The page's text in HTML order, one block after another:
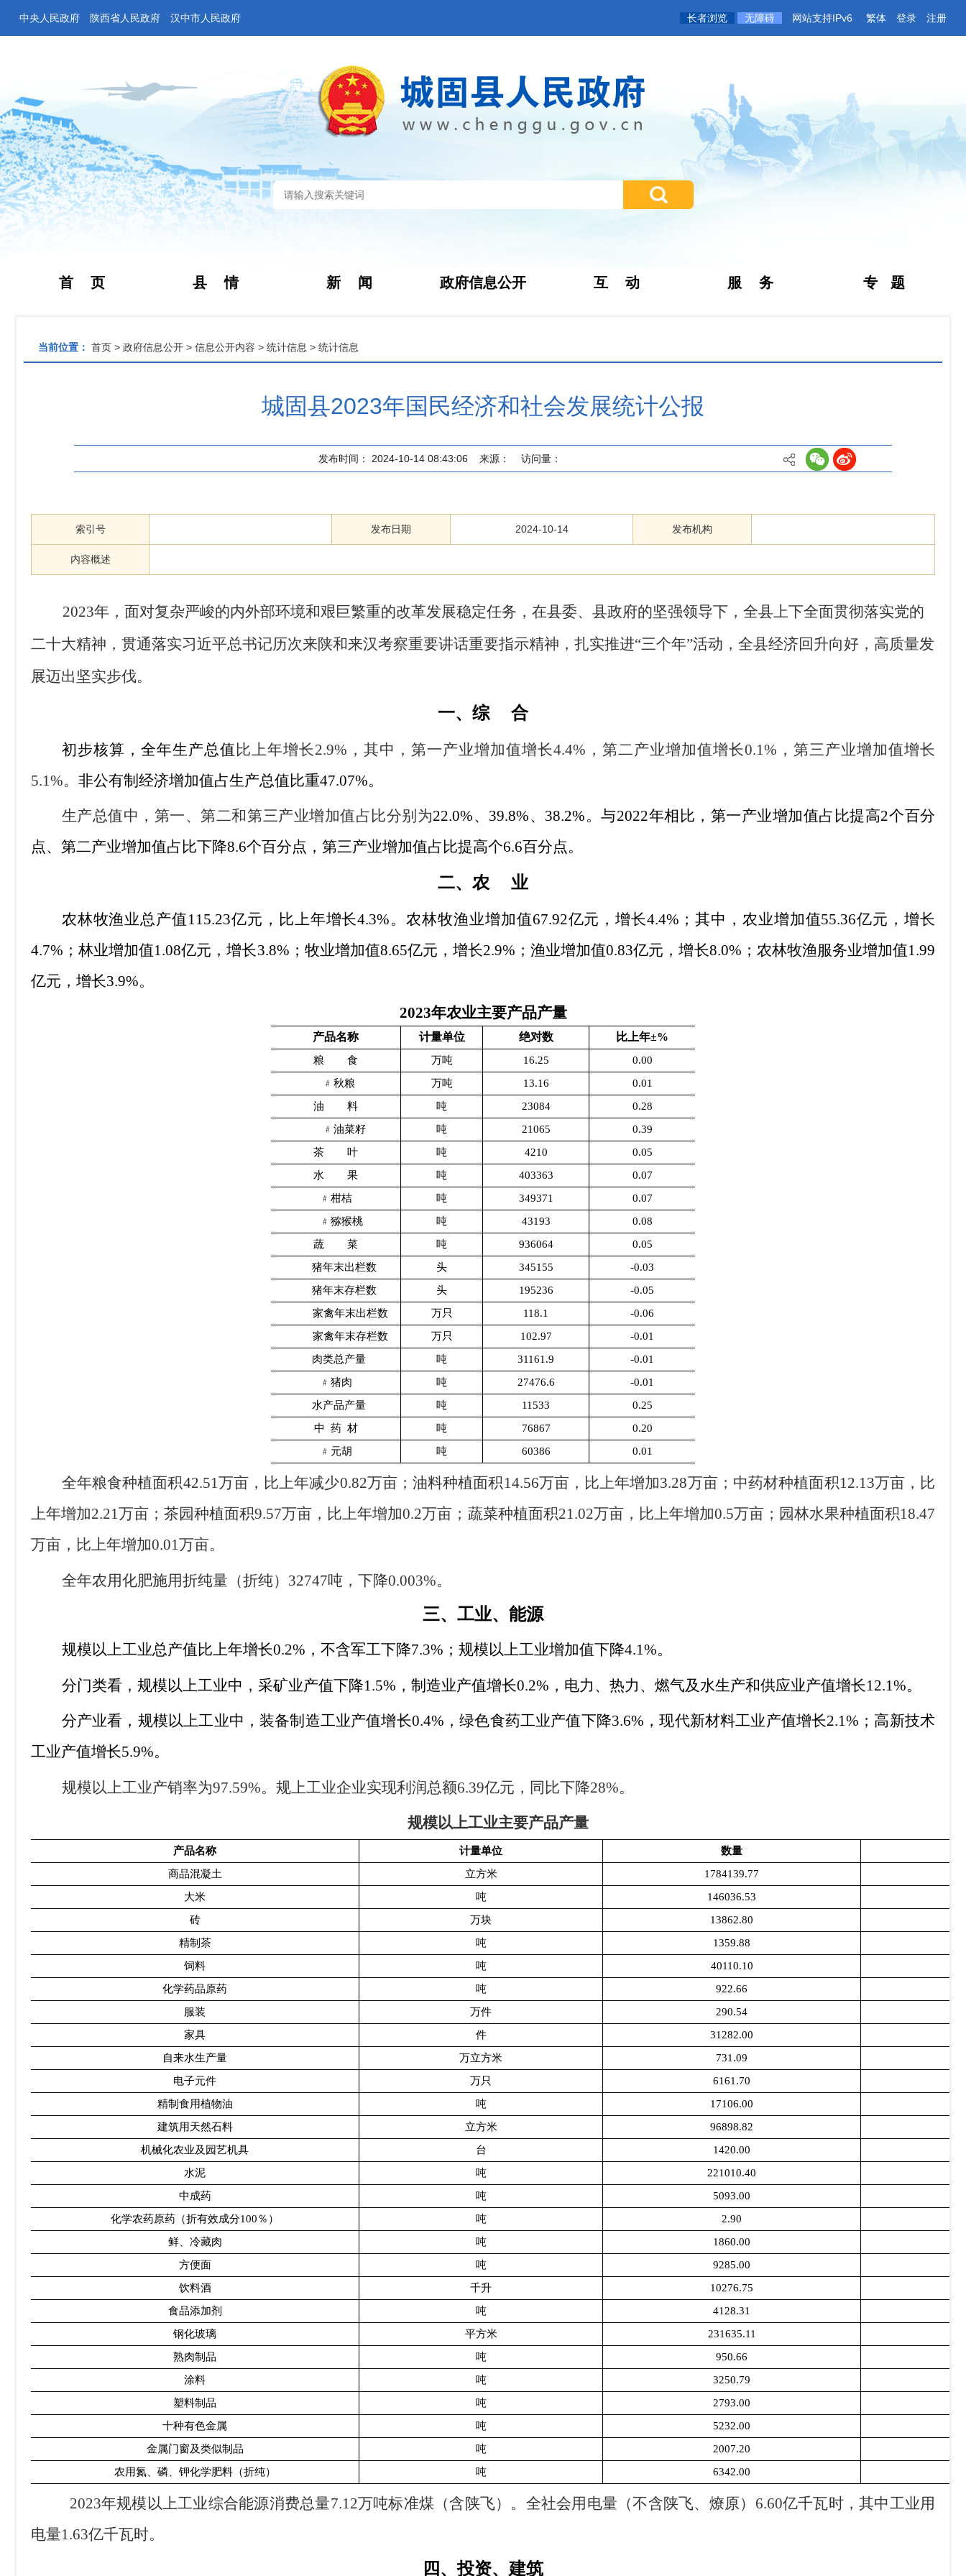
中央人民政府 陕西省人民政府 汉中市人民政府 长者浏览 无障碍 网站支持IPv6 繁体 登录 注册
首 页 县 情 新 闻 政府信息公开 互 动 服 务 专 题
当前位置： 首页 > 政府信息公开 > 信息公开内容 > 统计信息 > 统计信息
城固县2023年国民经济和社会发展统计公报
发布时间： 2024-10-14 08:43:06 来源： 访问量：
索引号 发布日期 2024-10-14 发布机构
内容概述
2023年，面对复杂严峻的内外部环境和艰巨繁重的改革发展稳定任务，在县委、县政府的坚强领导下，全县上下全面贯彻落实党的
二十大精神， 贯通落实习近平总书记历次来陕和来汉考察重要讲话重要指示精神，扎实推进“三个年”活动 ， 全县经济回升向好，高质量发
展迈出坚实步伐。
一、综 合
初步核算，全年生产总值 比 上年增长2.9% ，其中，第一产业增加值增长4.4% ，第二产业增加值增长0.1% ，第三产业增加值增长
5.1%。 非公有制经济增加值占生产总值比重47.07%。
生产总值中， 第一、第二和第三产业增加值占比分别为22.0%、 39.8%、 38.2%。与2022年相比，第一产业增加值占比提高2个百分
点、第二产业增加值占比下降8.6个百分点，第三产业增加值占比提高个6.6百分点。
二、农 业
农林牧渔业总产值115.23亿元，比上年增长4.3%。农林牧渔业增加值67.92亿元，增长4.4% ；其中，农业增加值55.36亿元，增长
4.7% ；林业增加值1.08亿元，增长3.8% ；牧业增加值8.65亿元，增长2.9% ；渔业增加值0.83亿元，增长8.0% ；农林牧渔服务业增加值1.99
亿元，增长3.9%。
2023年农业主要产品产量
产品名称 计量单位 绝对数 比上年±%
粮 食 万吨 16.25
0.00
﹟秋粮
万吨 13.16
0.01
油
料 吨 23084
0.28
﹟油菜籽
吨 21065
0.39
茶
叶 吨 4210
0.05
水
果 吨 403363
0.07
﹟柑桔
吨 349371
0.07
﹟猕猴桃
吨 43193
0.08
蔬
菜 吨 936064
0.05
猪年末出栏数
头 345155
-0.03
猪年末存栏数
头 195236
-0.05
家禽年末出栏数
万只 118.1
-0.06
家禽年末存栏数
万只 102.97
-0.01
肉类总产量
吨 31161.9
-0.01
﹟猪肉
吨 27476.6
-0.01
水产品产量
吨 11533
0.25
中
药 材 吨 76867
0.20
﹟元胡
吨 60386 0.01
全年粮食种植面积42.51万亩，比上年减少0.82万亩；油料种植面积14.56万亩，比上年增加3.28万亩；中药材种植面积12.13万亩，比
上年增加2.21万亩；茶园种植面积9.57万亩，比上年增加0.2万亩；蔬菜种植面积21.02万亩，比上年增加0.5万亩；园林水果种植面积18.47
万亩，比上年增加0.01万亩。
全年农用化肥施用折纯量（折纯） 32747吨，下降0.003%。
三、工业、能源
规模以上工业总产值比上年增长0.2% ，不含军工下降7.3% ；规模以上工业增加值下降4.1%。
分门类看，规模以上工业中，采矿业产值下降1.5% ，制造业产值增长0.2% ，电力、热力、燃气及水生产和供应业产值增长12.1%。
分产业看，规模以上工业中，装备制造工业产值增长0.4% ，绿色食药工业产值下降3.6% ，现代新材料工业产值增长2.1% ；高新技术
工业产值增长5.9%。
规模以上工业产销率为97.59%。规上工业企业实现利润总额6.39亿元，同比下降28%。
规模以上工业主要产品产量
产品名称 计量单位
数量
商品混凝土
立方米
1784139.77
大米
吨
146036.53
砖
万块
13862.80
精制茶
吨
1359.88
饲料
吨
40110.10
化学药品原药
吨
922.66
服装
万件
290.54
家具
件
31282.00
自来水生产量
万立方米
731.09
电子元件
万只
6161.70
精制食用植物油
吨
17106.00
建筑用天然石料
立方米
96898.82
机械化农业及园艺机具
台
1420.00
水泥
吨
221010.40
中成药
吨
5093.00
化学农药原药（折有效成分100 ％） 吨
2.90
鲜、冷藏肉
吨
1860.00
方便面
吨
9285.00
饮料酒
千升
10276.75
食品添加剂
吨
4128.31
钢化玻璃
平方米
231635.11
熟肉制品
吨
950.66
涂料
吨
3250.79
塑料制品
吨
2793.00
十种有色金属
吨
5232.00
金属门窗及类似制品
吨
2007.20
农用氮、磷、钾化学肥料（折纯）
吨 6342.00
2023年规模以上工业综合能源消费总量7.12万吨标准煤（含陕飞）。全社会用电量（不含陕飞、燎原） 6.60亿千瓦时，其中工业用
电量1.63亿千瓦时。
四、投资、建筑